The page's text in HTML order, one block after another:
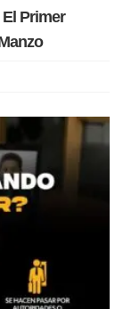
Primer